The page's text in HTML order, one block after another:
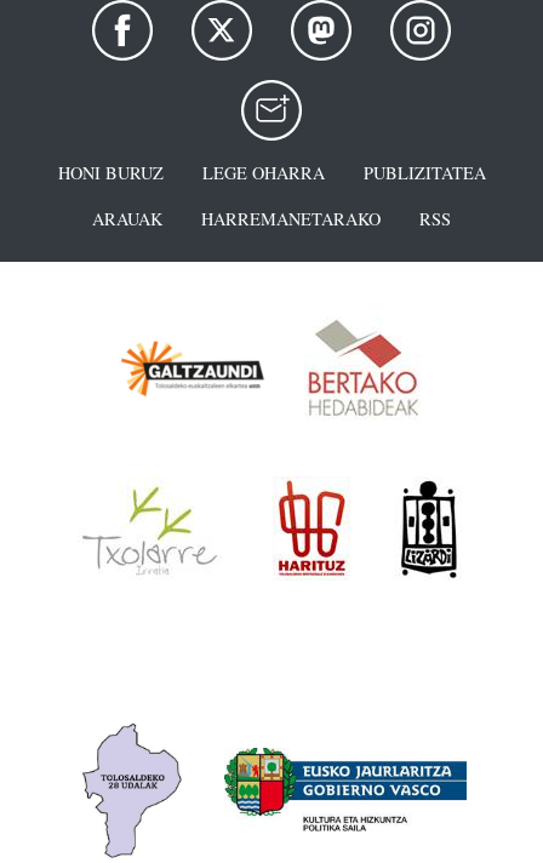
HONI BURUZ LEGE OHARRA
PUBLIZITATEA
ARAUAK
HARREMANETARAKO RSS